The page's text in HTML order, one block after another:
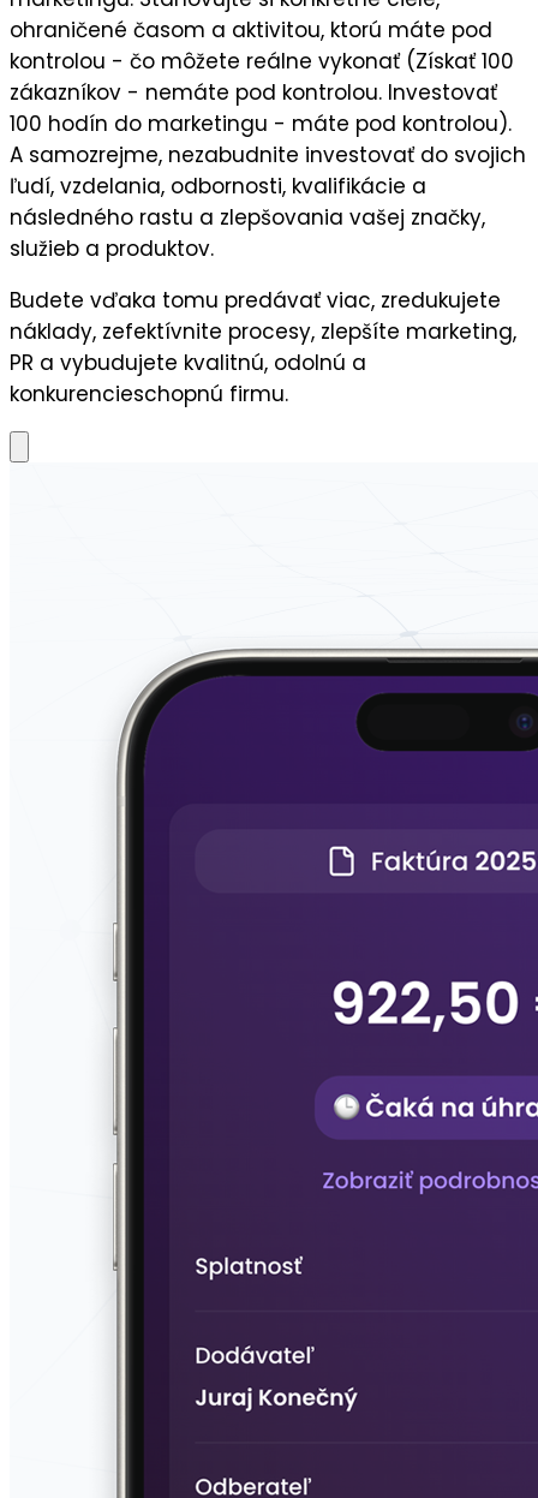
ohraničené časom a aktivitou, ktorú máte pod
kontrolou - čo môžete reálne vykonať (Získať 100
zákazníkov - nemáte pod kontrolou. Investovať
100 hodín do marketingu - máte pod kontrolou).
A samozrejme, nezabudnite investovať do svojich
ľudí, vzdelania, odbornosti, kvalifikácie a
následného rastu a zlepšovania vašej značky,
služieb a produktov.
Budete vďaka tomu predávať viac, zredukujete
náklady, zefektívnite procesy, zlepšíte marketing,
PR a vybudujete kvalitnú, odolnú a
konkurencieschopnú firmu.